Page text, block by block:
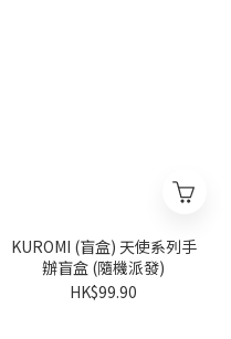
KUROMI (盲盒) 天使系列手
辦盲盒 (隨機派發)
HK$99.90